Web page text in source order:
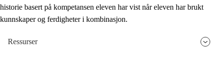
historie basert på kompetansen eleven har vist når eleven har brukt
kunnskaper og ferdigheter i kombinasjon.
Ressurser